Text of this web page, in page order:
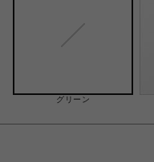
グリーン